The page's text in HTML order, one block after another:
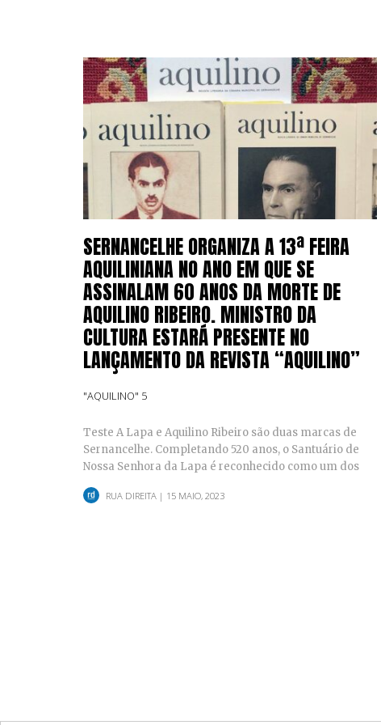
SERNANCELHE ORGANIZA A 13ª FEIRA
AQUILINIANA NO ANO EM QUE SE
ASSINALAM 60 ANOS DA MORTE DE
AQUILINO RIBEIRO. MINISTRO DA
CULTURA ESTARÁ PRESENTE NO
LANÇAMENTO DA REVISTA “AQUILINO”
"AQUILINO" 5
Teste A Lapa e Aquilino Ribeiro são duas marcas de
Sernancelhe. Completando 520 anos, o Santuário de
Nossa Senhora da Lapa é reconhecido como um dos
RUA DIREITA| 15 MAIO, 2023